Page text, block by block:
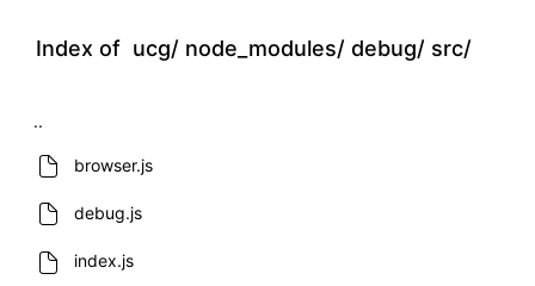
Index of ucg/ node_modules/ debug/ src/
..
browser.js
debug.js
index.js